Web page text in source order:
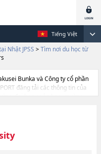
Tiếng Việt
Nhật JPSS > Tìm nơi du học từ
Bunka và Công ty cổ phần
đăng tải các thông tin của
đại học ngắn hạn, trường
Ngành
LettershoặcNgành